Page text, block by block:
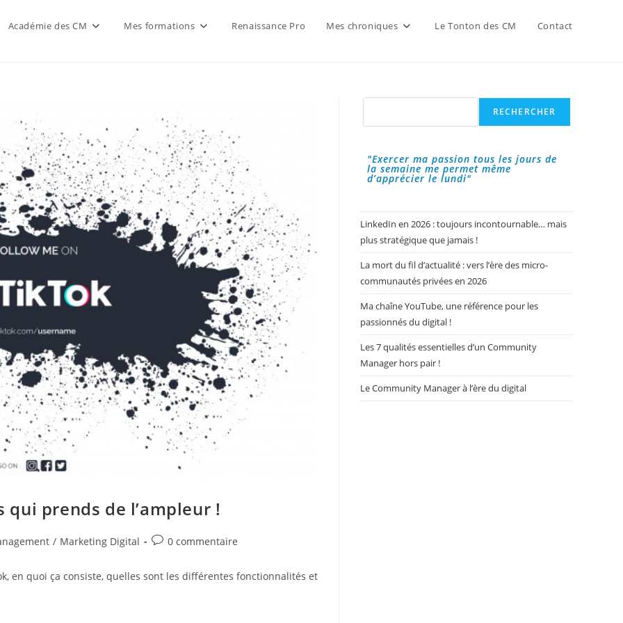
Académie des CM Mes formations Renaissance Pro Mes chroniques Le Tonton des CM Contact
prends de l’ampleur !
/ Marketing Digital
Commentaires
publication :
0 commentaire
en quoi ça consiste, quelles sont les différentes fonctionnalités et
Rechercher
RECHERCHER
"Exercer ma passion tous les jours de
la semaine me permet même
d’apprécier le lundi"
LinkedIn en 2026 : toujours incontournable… mais
plus stratégique que jamais !
La mort du fil d’actualité : vers l’ère des micro-
communautés privées en 2026
Ma chaîne YouTube, une référence pour les
passionnés du digital !
Les 7 qualités essentielles d’un Community
Manager hors pair !
Le Community Manager à l’ère du digital